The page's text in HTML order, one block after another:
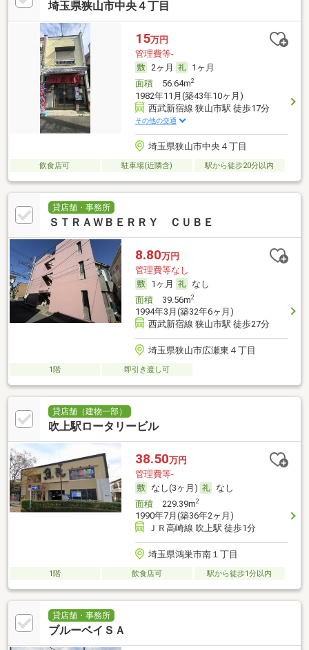
埼玉県狭山市中央４丁目
15万円
管理費等-
2ヶ月
1ヶ月
面積56.64m2
1982年11月(築43年10ヶ月)
西武新宿線 狭山市駅 徒歩17分
その他の交通
埼玉県狭山市中央４丁目
飲食店可 駐車場(近隣含) 駅から徒歩20分以内
貸店舗・事務所
ＳＴＲＡＷＢＥＲＲＹ ＣＵＢＥ
8.80万円
管理費等なし
1ヶ月
なし
面積39.56m2
1994年3月(築32年6ヶ月)
西武新宿線 狭山市駅 徒歩27分
埼玉県狭山市広瀬東４丁目
1階 即引き渡し可
貸店舗（建物一部）
吹上駅ロータリービル
38.50万円
管理費等-
なし(3ヶ月)
なし
面積229.39m2
1990年7月(築36年2ヶ月)
ＪＲ高崎線 吹上駅 徒歩1分
埼玉県鴻巣市南１丁目
1階 飲食店可 駅から徒歩1分以内
貸店舗・事務所
ブルーベイＳＡ